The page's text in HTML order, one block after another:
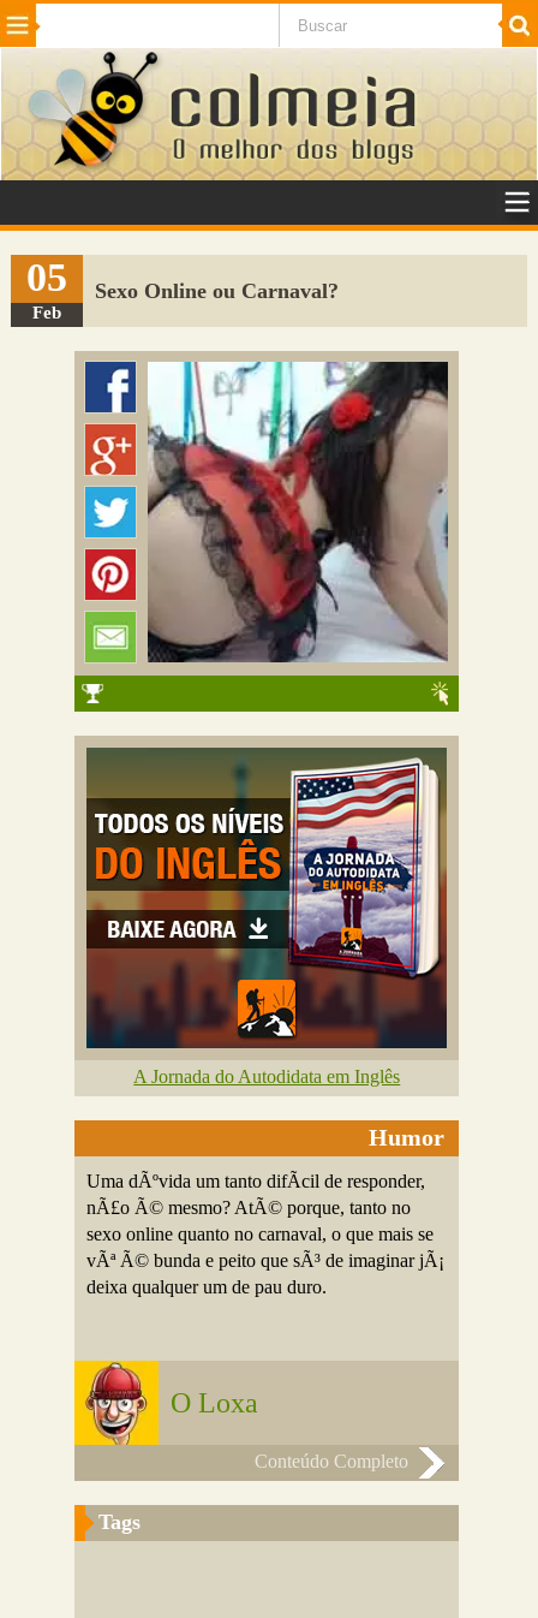
Beleza Cinema e TV
Internet Jogos NotÃ­cias SaÃºde
VeÃ­culos Adulto
Sugerir Link
Adicionar Blog
Colmeia Exchange
05
Feb
Sexo Online ou Carnaval?
A Jornada do Autodidata em Inglês
Humor
Uma dÃºvida um tanto difÃ­cil de responder,
nÃ£o Ã© mesmo? AtÃ© porque, tanto no
sexo online quanto no carnaval, o que mais se
vÃª Ã© bunda e peito que sÃ³ de imaginar jÃ¡
deixa qualquer um de pau duro.
O Loxa
Conteúdo Completo
Tags